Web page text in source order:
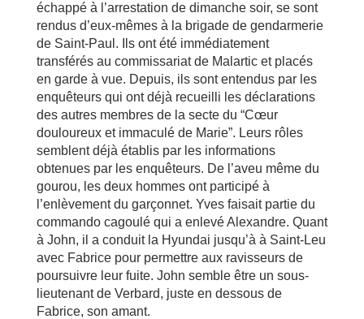
échappé à l’arrestation de dimanche soir, se sont
rendus d’eux-mêmes à la brigade de gendarmerie
de Saint-Paul. Ils ont été immédiatement
transférés au commissariat de Malartic et placés
en garde à vue. Depuis, ils sont entendus par les
enquêteurs qui ont déjà recueilli les déclarations
des autres membres de la secte du “Cœur
douloureux et immaculé de Marie”. Leurs rôles
semblent déjà établis par les informations
obtenues par les enquêteurs. De l’aveu même du
gourou, les deux hommes ont participé à
l’enlèvement du garçonnet. Yves faisait partie du
commando cagoulé qui a enlevé Alexandre. Quant
à John, il a conduit la Hyundai jusqu’à à Saint-Leu
avec Fabrice pour permettre aux ravisseurs de
poursuivre leur fuite. John semble être un sous-
lieutenant de Verbard, juste en dessous de
Fabrice, son amant.